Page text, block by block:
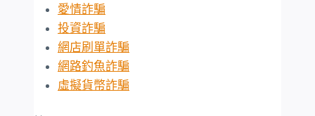
愛情詐騙
投資詐騙
網店刷單詐騙
網路釣魚詐騙
虛擬貨幣詐騙